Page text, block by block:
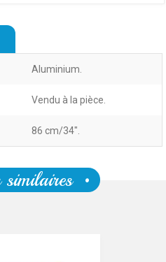
Aluminium.
Vendu à la pièce.
86 cm/34".